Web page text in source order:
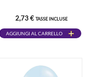
2,73 € TASSE INCLUSE
AGGIUNGI AL CARRELLO